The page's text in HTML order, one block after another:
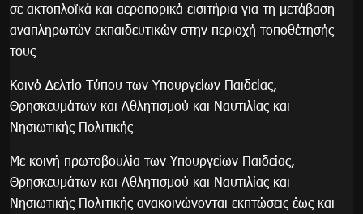
σε ακτοπλοϊκά και αεροπορικά εισιτήρια για τη μετάβαση
αναπληρωτών εκπαιδευτικών στην περιοχή τοποθέτησής
τους
Κοινό Δελτίο Τύπου των Υπουργείων Παιδείας,
Θρησκευμάτων και Αθλητισμού και Ναυτιλίας και
Νησιωτικής Πολιτικής
Με κοινή πρωτοβουλία των Υπουργείων Παιδείας,
Θρησκευμάτων και Αθλητισμού και Ναυτιλίας και
Νησιωτικής Πολιτικής ανακοινώνονται εκπτώσεις έως και